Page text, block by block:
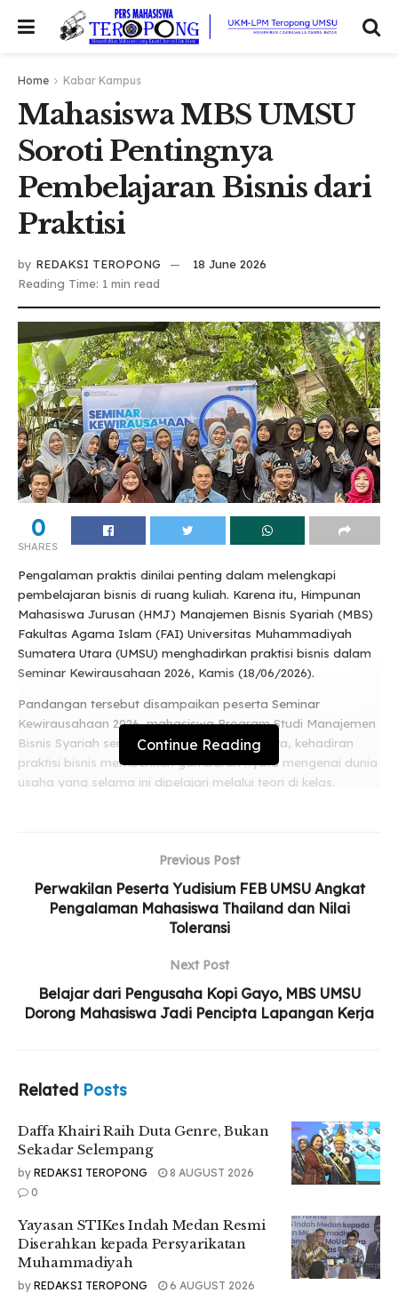
Home Kabar Kampus
Mahasiswa MBS UMSU
Soroti Pentingnya
Pembelajaran Bisnis dari
Praktisi
by REDAKSI TEROPONG
18 June 2026
Reading Time: 1 min read
0
SHARES
Pengalaman praktis dinilai penting dalam melengkapi
pembelajaran bisnis di ruang kuliah. Karena itu, Himpunan
Mahasiswa Jurusan (HMJ) Manajemen Bisnis Syariah (MBS)
Fakultas Agama Islam (FAI) Universitas Muhammadiyah
Sumatera Utara (UMSU) menghadirkan praktisi bisnis dalam
Seminar Kewirausahaan 2026, Kamis (18/06/2026).
Pandangan tersebut disampaikan peserta Seminar
Kewirausahaan 2026, mahasiswa Program Studi Manajemen
Bisnis Syariah semester 6, Harfin. Menurutnya, kehadiran
praktisi bisnis memberikan gambaran nyata mengenai dunia
usaha yang selama ini dipelajari melalui teori di kelas.
Daffa Khairi Raih Duta Genre, Bukan Sekadar
Selempang
Yayasan STIKes Indah Medan Resmi Diserahkan
kepada Persyarikatan Muhammadiyah
UMSU Perkuat Relawan Gerakan Kebajikan
Pancasila Lewat Aksi Nyata
“Tentu, karena jurusan kita ini adalah Manajemen Bisnis
berkorelasi dengan jurusan yang kita pelajari di kelas. Jadi
untuk prakteknya melalui seminar ini karena pematerinya itu
yang sudah berkompetensi dan berpengalaman di bidang
usaha lainnya,” ujarnya.
Harfin menilai pembelajaran dari praktisi menjadi semakin
relevan karena pemateri yang dihadirkan memiliki
pengalaman langsung di bidang usaha yang sesuai dengan
tema yang diangkat.
Continue Reading
Previous Post
Perwakilan Peserta Yudisium FEB UMSU Angkat
Pengalaman Mahasiswa Thailand dan Nilai
Toleransi
Next Post
Belajar dari Pengusaha Kopi Gayo, MBS UMSU
Dorong Mahasiswa Jadi Pencipta Lapangan Kerja
Related Posts
Daffa Khairi Raih Duta Genre, Bukan
Sekadar Selempang
by REDAKSI TEROPONG
8 AUGUST 2026
0
Yayasan STIKes Indah Medan Resmi
Diserahkan kepada Persyarikatan
Muhammadiyah
by REDAKSI TEROPONG
6 AUGUST 2026